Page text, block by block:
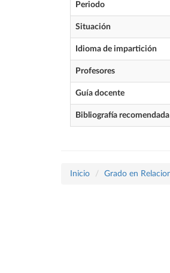
Periodo
Situación
Idioma de impartición
Profesores
Guía docente
Bibliografía recomendada
Inicio Grado en